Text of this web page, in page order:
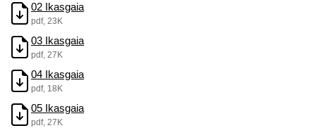
02 Ikasgaia
pdf, 23K
03 Ikasgaia
pdf, 27K
04 Ikasgaia
pdf, 18K
05 Ikasgaia
pdf, 27K